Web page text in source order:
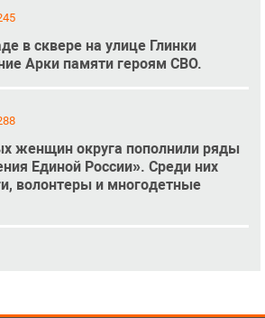
в сквере на улице Глинки
Арки памяти героям СВО.
женщин округа пополнили ряды
Единой России». Среди них
волонтеры и многодетные